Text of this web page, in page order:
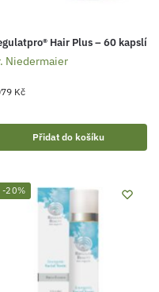
Hair Plus – 60 kapslí
Niedermaier
Kč
Přidat do košíku
-20%